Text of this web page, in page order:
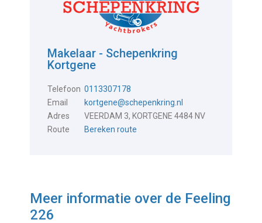
Makelaar - Schepenkring
Kortgene
Telefoon 0113307178
Email
kortgene@schepenkring.nl
Adres
VEERDAM 3, KORTGENE 4484 NV
Route
Bereken route
Meer informatie over de Feeling
226